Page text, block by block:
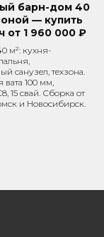
барн-дом 40
— купить
от 1 960 000 ₽
м²: кухня-
санузел, техзона.
вата 100 мм,
15 свай. Сборка от
и Новосибирск.